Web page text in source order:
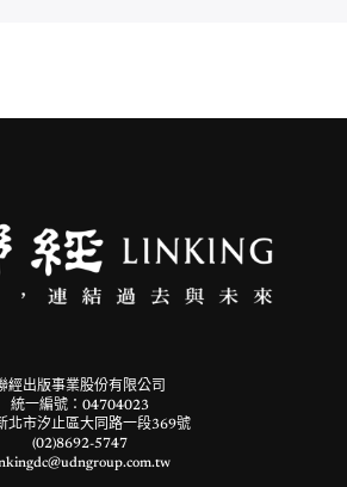
經出版事業股份有限公司
統一編號：04704023
北市汐止區大同路一段369號
(02)8692-5747